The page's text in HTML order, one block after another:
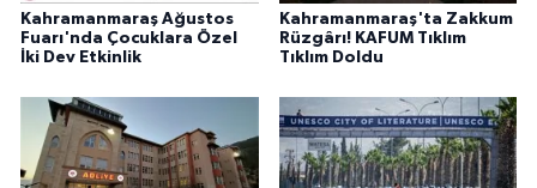
Kahramanmaraş Ağustos
Fuarı'nda Çocuklara Özel
İki Dev Etkinlik
Kahramanmaraş'ta Zakkum
Rüzgârı! KAFUM Tıklım
Tıklım Doldu
YEREL
BİLİM TEKNOLOJİ